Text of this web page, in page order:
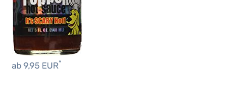
ab 9,95 EUR*